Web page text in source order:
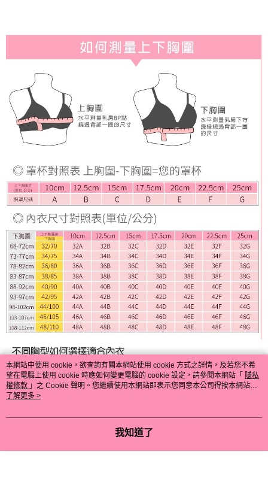
本網站中使用 cookie，欲查詢有關本網站使用 cookie 方式之詳情，及若您不希
望在電腦上使用 cookie 時應如何變更電腦的 cookie 設定，請參閱本網站「 隱私
權條款 」之 Cookie 聲明。您繼續使用本網站即表示您同意本公司得按本網站使
用條款之 Cookie 聲明使用 cookie。
了解更多 >
我知道了